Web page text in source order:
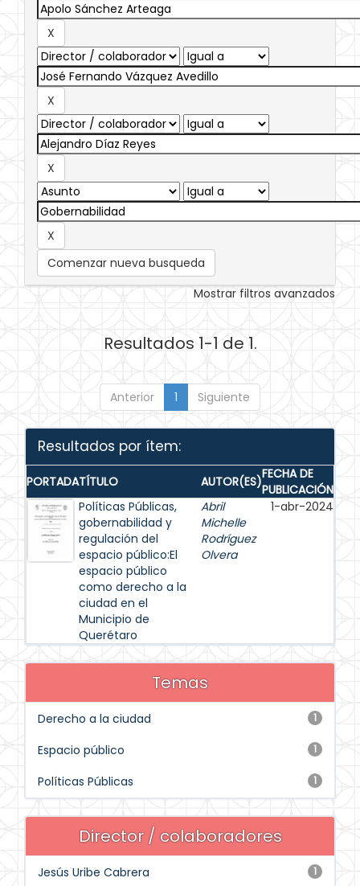
Comenzar nueva busqueda
Mostrar filtros avanzados
Resultados 1-1 de 1.
Anterior 1 Siguiente
Resultados por ítem:
PORTADATÍTULO AUTOR(ES)FECHA DE
PUBLICACIÓN
Políticas Públicas,
gobernabilidad y
regulación del
espacio público:El
espacio público
como derecho a la
ciudad en el
Municipio de
Querétaro
Abril
Michelle
Rodríguez
Olvera
1-abr-2024
Temas
1
Derecho a la ciudad
1
Espacio público
1
Políticas Públicas
Director / colaboradores
1
Jesús Uribe Cabrera